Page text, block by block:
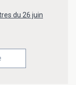
du 26 juin